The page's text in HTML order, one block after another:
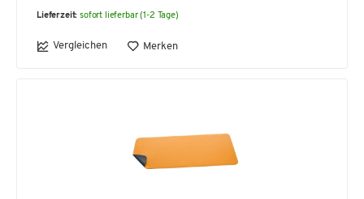
Lieferzeit: sofort lieferbar (1-2 Tage)
Vergleichen Merken